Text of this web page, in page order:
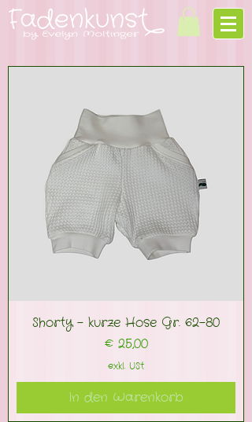
Shorty - kurze Hose Gr. 62-80
Preis
€ 25,00
exkl. USt
In den Warenkorb